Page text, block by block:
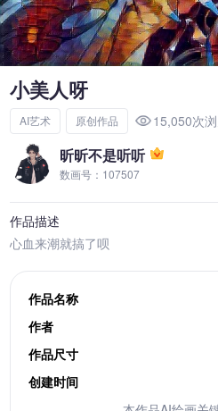
小美人呀
AI艺术 原创作品 15,050次
昕昕不是听听
数画号：107507
作品描述
心血来潮就搞了呗
作品名称
作者
作品尺寸
创建时间